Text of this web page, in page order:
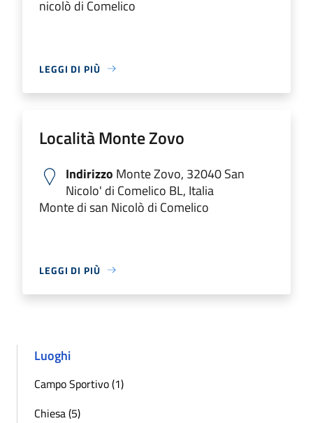
nicolò di Comelico
LEGGI DI PIÙ
Località Monte Zovo
Indirizzo Monte Zovo, 32040 San
Nicolo' di Comelico BL, Italia
Monte di san Nicolò di Comelico
LEGGI DI PIÙ
Luoghi
Campo Sportivo (1)
Chiesa (5)